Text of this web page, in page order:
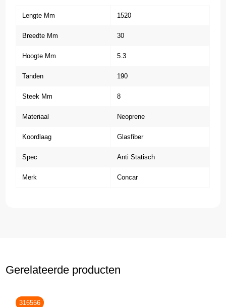
Lengte Mm 1520
Breedte Mm 30
Hoogte Mm 5.3
Tanden 190
Steek Mm 8
Materiaal Neoprene
Koordlaag Glasfiber
Spec Anti Statisch
Merk Concar
Gerelateerde producten
316556